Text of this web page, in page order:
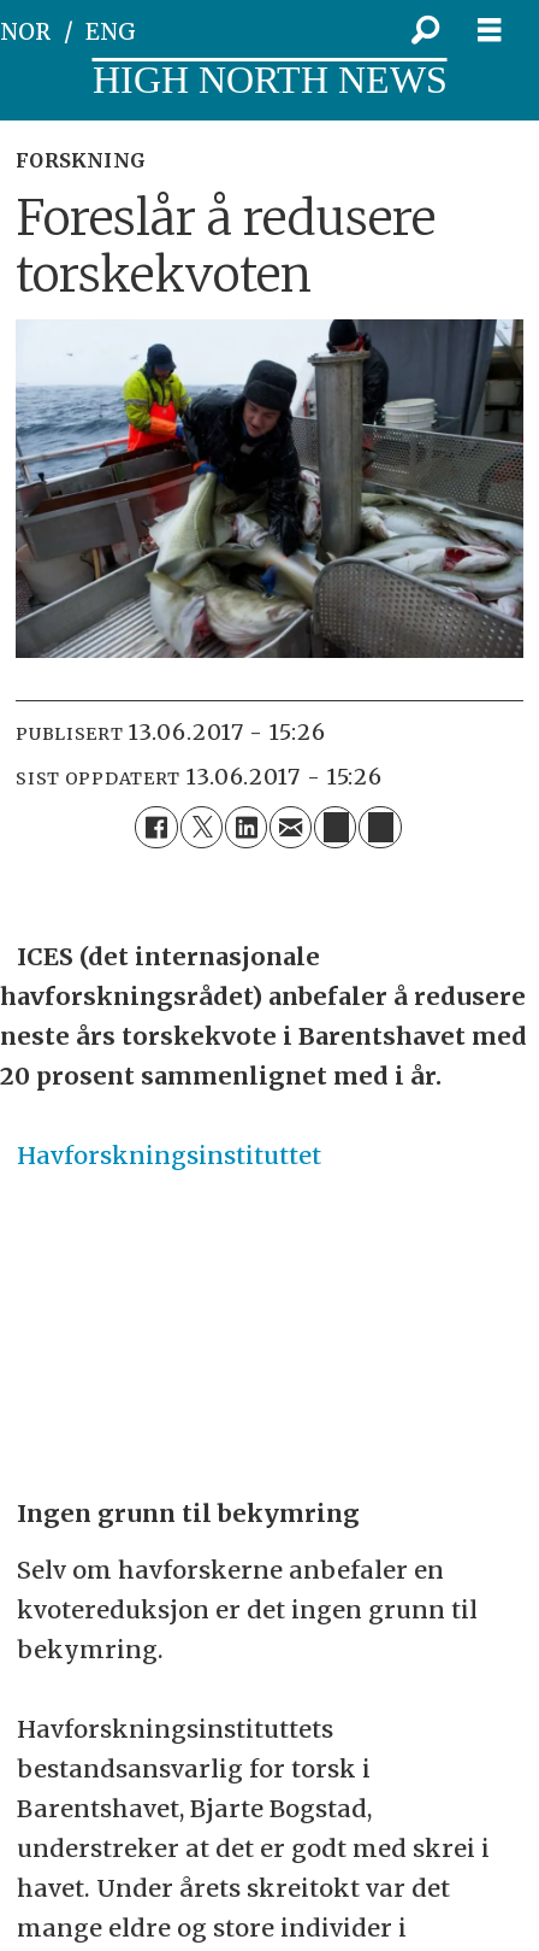
NOR ENG
HIGH NORTH NEWS
FORSKNING
Foreslår å redusere
torskekvoten
PUBLISERT 13.06.2017 - 15:26
SIST OPPDATERT 13.06.2017 - 15:26
ICES (det internasjonale
havforskningsrådet) anbefaler å redusere
neste års torskekvote i Barentshavet med
20 prosent sammenlignet med i år.
Havforskningsinstituttet
Ingen grunn til bekymring
Selv om havforskerne anbefaler en
kvotereduksjon er det ingen grunn til
bekymring.
Havforskningsinstituttets
bestandsansvarlig for torsk i
Barentshavet, Bjarte Bogstad,
understreker at det er godt med skrei i
havet. Under årets skreitokt var det
mange eldre og store individer i